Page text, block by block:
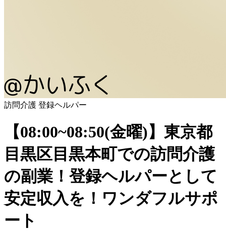
訪問介護 登録ヘルパー
【08:00~08:50(金曜)】東京都
目黒区目黒本町での訪問介護
の副業！登録ヘルパーとして
安定収入を！ワンダフルサポ
ート